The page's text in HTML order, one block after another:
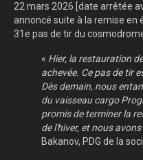
22 mars 2026 [date arrêtée
annoncé suite à la remise en
31e pas de tir du
« Hier, la restauration
achevée. Ce pas de tir
Dès demain, nous
du vaisseau cargo
promis de terminer la
de l'hiver, et nous
Bakanov, PDG de la